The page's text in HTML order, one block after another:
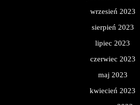
wrzesień 2023
sierpień 2023
lipiec 2023
czerwiec 2023
maj 2023
kwiecień 2023